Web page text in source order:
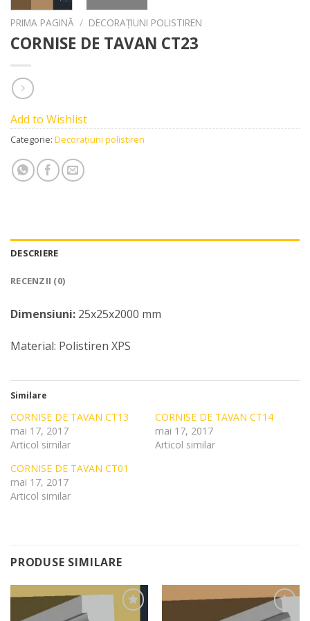
PRIMA PAGINĂ / DECORAȚIUNI POLISTIREN
CORNISE DE TAVAN CT23
Add to Wishlist
Categorie: Decorațiuni polistiren
DESCRIERE
RECENZII (0)
Dimensiuni: 25x25x2000 mm
Material: Polistiren XPS
Similare
CORNISE DE TAVAN CT13
mai 17, 2017
Articol similar
CORNISE DE TAVAN CT14
mai 17, 2017
Articol similar
CORNISE DE TAVAN CT01
mai 17, 2017
Articol similar
PRODUSE SIMILARE